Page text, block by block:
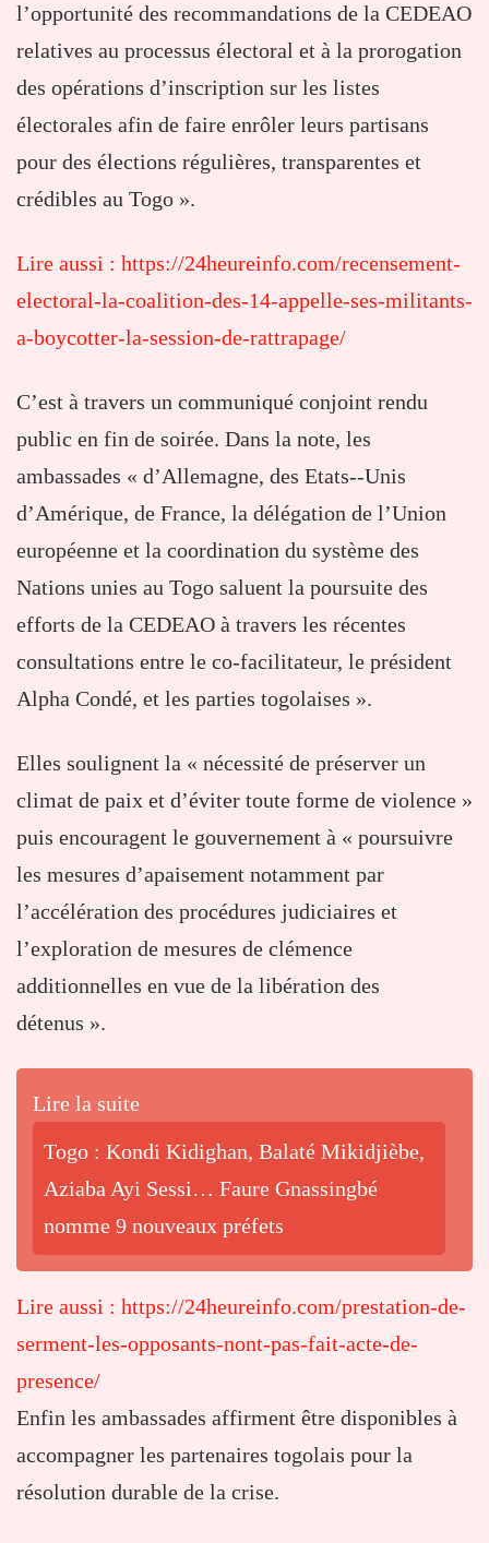
l’opportunité des recommandations de la CEDEAO
relatives au processus électoral et à la prorogation
des opérations d’inscription sur les listes
électorales afin de faire enrôler leurs partisans
pour des élections régulières, transparentes et
crédibles au Togo ».
Lire aussi : https://24heureinfo.com/recensement-
electoral-la-coalition-des-14-appelle-ses-militants-
a-boycotter-la-session-de-rattrapage/
C’est à travers un communiqué conjoint rendu
public en fin de soirée. Dans la note, les
ambassades « d’Allemagne, des Etats-‐Unis
d’Amérique, de France, la délégation de l’Union
européenne et la coordination du système des
Nations unies au Togo saluent la poursuite des
efforts de la CEDEAO à travers les récentes
consultations entre le co-facilitateur, le président
Alpha Condé, et les parties togolaises ».
Elles soulignent la « nécessité de préserver un
climat de paix et d’éviter toute forme de violence »
puis encouragent le gouvernement à « poursuivre
les mesures d’apaisement notamment par
l’accélération des procédures judiciaires et
l’exploration de mesures de clémence
additionnelles en vue de la libération des
détenus ».
Lire la suite
Togo : Kondi Kidighan, Balaté Mikidjièbe,
Aziaba Ayi Sessi… Faure Gnassingbé
nomme 9 nouveaux préfets
Lire aussi : https://24heureinfo.com/prestation-de-
serment-les-opposants-nont-pas-fait-acte-de-
presence/
Enfin les ambassades affirment être disponibles à
accompagner les partenaires togolais pour la
résolution durable de la crise.